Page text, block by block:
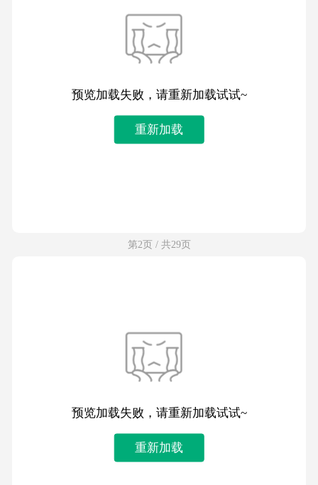
预览加载失败，请重新加载试试~
重新加载
第2页 / 共29页
预览加载失败，请重新加载试试~
重新加载